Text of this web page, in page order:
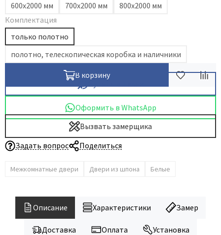
Fantom
Fimet
Fratelli Cattini
Fuaro
Hausdoors
HSU
Krona Koblenz
Legend
Line Doors
Lockstyle
600х2000 мм
700х2000 мм
800х2000 мм
Комплектация
только полотно
полотно, телескопическая коробка и наличники
В корзину
Оформить в WhatsApp
Вызвать замерщика
Задать вопрос
Поделиться
Межкомнатные двери Двери из шпона Белые
Описание Характеристики Замер
Доставка Оплата Установка